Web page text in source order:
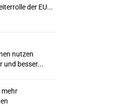
der EU...
nutzen
und besser...
mehr